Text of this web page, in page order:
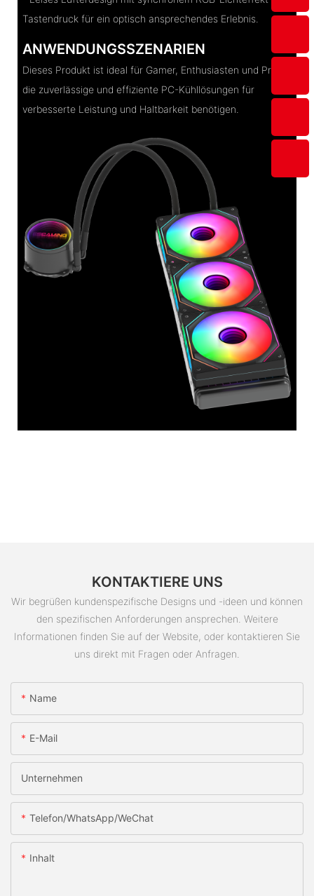
Tastendruck für ein optisch ansprechendes Erlebnis.
ANWENDUNGSSZENARIEN
Dieses Produkt ist ideal für Gamer, Enthusiasten und Profis,
die zuverlässige und effiziente PC-Kühllösungen für
verbesserte Leistung und Haltbarkeit benötigen.
KONTAKTIERE UNS
Wir begrüßen kundenspezifische Designs und -ideen und können
den spezifischen Anforderungen ansprechen. Weitere
Informationen finden Sie auf der Website, oder kontaktieren Sie
uns direkt mit Fragen oder Anfragen.
Name
E-Mail
Unternehmen
Telefon/WhatsApp/WeChat
Inhalt